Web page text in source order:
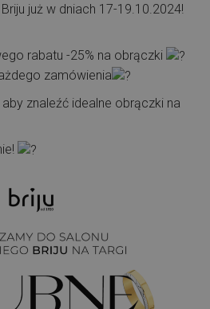
już w dniach 17-19.10.2024!
rabatu -25% na obrączki
zamówienia
znaleźć idealne obrączki na